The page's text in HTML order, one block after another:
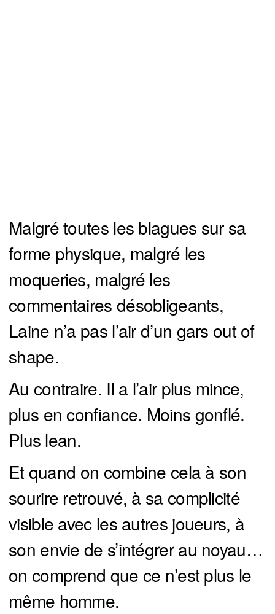
Malgré toutes les blagues sur sa
forme physique, malgré les
moqueries, malgré les
commentaires désobligeants,
Laine n’a pas l’air d’un gars out of
shape.
Au contraire. Il a l’air plus mince,
plus en confiance. Moins gonflé.
Plus lean.
Et quand on combine cela à son
sourire retrouvé, à sa complicité
visible avec les autres joueurs, à
son envie de s’intégrer au noyau…
on comprend que ce n’est plus le
même homme.